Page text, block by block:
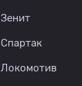
Зенит
Спартак
Локомотив